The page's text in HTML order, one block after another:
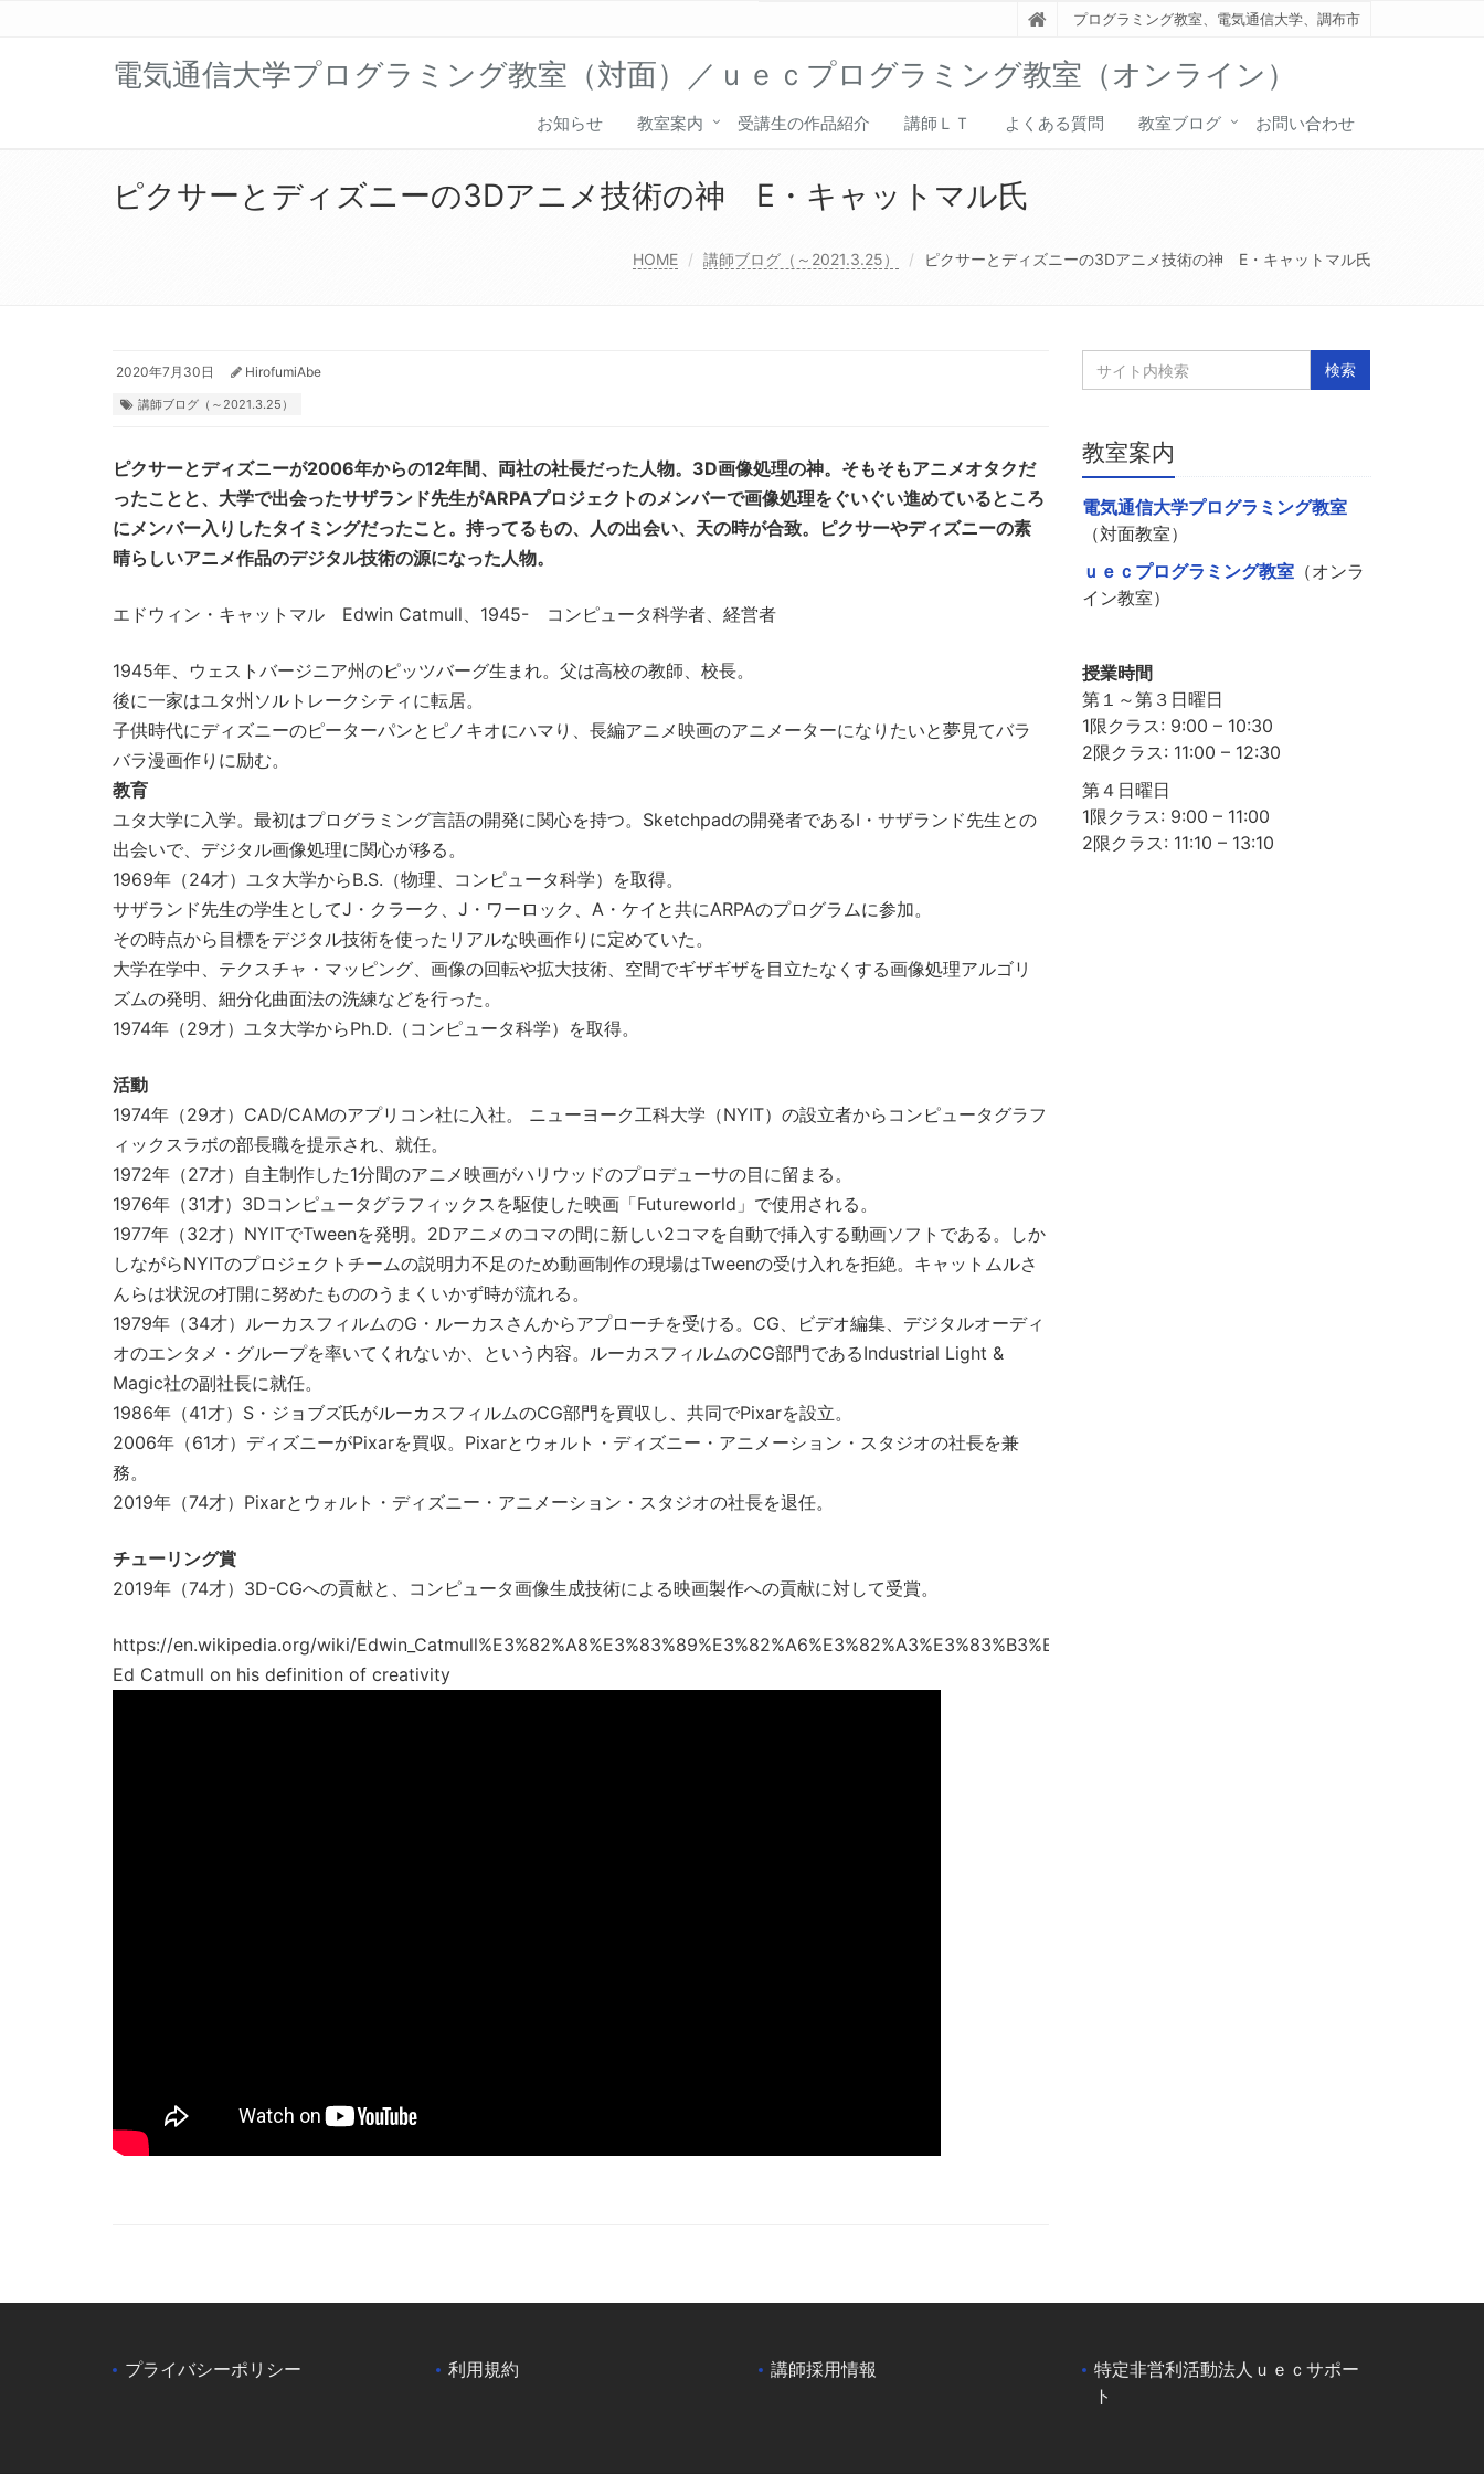
プログラミング教室、電気通信大学、調布市
電気通信大学プログラミング教室（対面）／ｕｅｃプログラミング教室（オンライン）
お知らせ 教室案内 受講生の作品紹介 講師ＬＴ よくある質問 教室ブログ お問い合わせ
ピクサーとディズニーの3Dアニメ技術の神 E・キャットマル氏
HOME 講師ブログ（～2021.3.25） ピクサーとディズニーの3Dアニメ技術の神 E・キャットマル氏
2020年7月30日 HirofumiAbe
講師ブログ（～2021.3.25）
ピクサーとディズニーが2006年からの12年間、両社の社長だった人物。3D画像処理の神。そもそもアニメオタクだ
ったことと、大学で出会ったサザランド先生がARPAプロジェクトのメンバーで画像処理をぐいぐい進めているところ
にメンバー入りしたタイミングだったこと。持ってるもの、人の出会い、天の時が合致。ピクサーやディズニーの素
晴らしいアニメ作品のデジタル技術の源になった人物。
エドウィン・キャットマル Edwin Catmull、1945- コンピュータ科学者、経営者
1945年、ウェストバージニア州のピッツバーグ生まれ。父は高校の教師、校長。
後に一家はユタ州ソルトレークシティに転居。
子供時代にディズニーのピーターパンとピノキオにハマり、長編アニメ映画のアニメーターになりたいと夢見てバラ
バラ漫画作りに励む。
教育
ユタ大学に入学。最初はプログラミング言語の開発に関心を持つ。Sketchpadの開発者であるI・サザランド先生との
出会いで、デジタル画像処理に関心が移る。
1969年（24才）ユタ大学からB.S.（物理、コンピュータ科学）を取得。
サザランド先生の学生としてJ・クラーク、J・ワーロック、A・ケイと共にARPAのプログラムに参加。
その時点から目標をデジタル技術を使ったリアルな映画作りに定めていた。
大学在学中、テクスチャ・マッピング、画像の回転や拡大技術、空間でギザギザを目立たなくする画像処理アルゴリ
ズムの発明、細分化曲面法の洗練などを行った。
1974年（29才）ユタ大学からPh.D.（コンピュータ科学）を取得。
活動
1974年（29才）CAD/CAMのアプリコン社に入社。 ニューヨーク工科大学（NYIT）の設立者からコンピュータグラフ
ィックスラボの部長職を提示され、就任。
1972年（27才）自主制作した1分間のアニメ映画がハリウッドのプロデューサの目に留まる。
1976年（31才）3Dコンピュータグラフィックスを駆使した映画「Futureworld」で使用される。
1977年（32才）NYITでTweenを発明。2Dアニメのコマの間に新しい2コマを自動で挿入する動画ソフトである。しか
しながらNYITのプロジェクトチームの説明力不足のため動画制作の現場はTweenの受け入れを拒絶。キャットムルさ
んらは状況の打開に努めたもののうまくいかず時が流れる。
1979年（34才）ルーカスフィルムのG・ルーカスさんからアプローチを受ける。CG、ビデオ編集、デジタルオーディ
オのエンタメ・グループを率いてくれないか、という内容。ルーカスフィルムのCG部門であるIndustrial Light &
Magic社の副社長に就任。
1986年（41才）S・ジョブズ氏がルーカスフィルムのCG部門を買収し、共同でPixarを設立。
2006年（61才）ディズニーがPixarを買収。Pixarとウォルト・ディズニー・アニメーション・スタジオの社長を兼
務。
2019年（74才）Pixarとウォルト・ディズニー・アニメーション・スタジオの社長を退任。
チューリング賞
2019年（74才）3D-CGへの貢献と、コンピュータ画像生成技術による映画製作への貢献に対して受賞。
https://en.wikipedia.org/wiki/
Ed Catmull on his definition of creativity
教室案内
電気通信大学プログラミング教室
（対面教室）
ｕｅｃプログラミング教室（オンラ
イン教室）
授業時間
第１～第３日曜日
1限クラス: 9:00 – 10:30
2限クラス: 11:00 – 12:30
第４日曜日
1限クラス: 9:00 – 11:00
2限クラス: 11:10 – 13:10
プライバシーポリシー 利用規約 講師採用情報
特定非営利活動法人ｕｅｃサポー
ト